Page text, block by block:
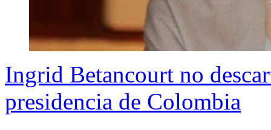
Ingrid Betancourt no
presidencia de Colombia